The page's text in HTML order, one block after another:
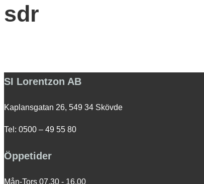
&
navigation
sdr
SI Lorentzon AB
Kaplansgatan 26, 549 34 Skövde
Tel: 0500 – 49 55 80
Öppetider
Mån-Tors 07.30 - 16.00